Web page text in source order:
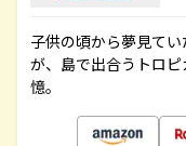
子供の頃から夢見て
が、島で出合うトロ
憶。